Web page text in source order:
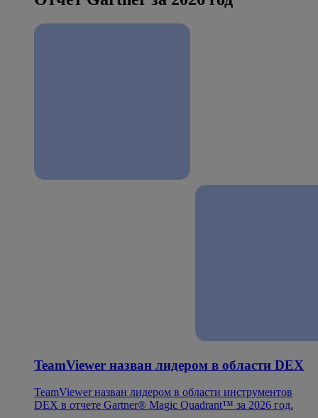
TeamViewer назван лидером в области DEX
TeamViewer назван лидером в области инструментов
DEX в отчете Gartner® Magic Quadrant™ за 2026 год.